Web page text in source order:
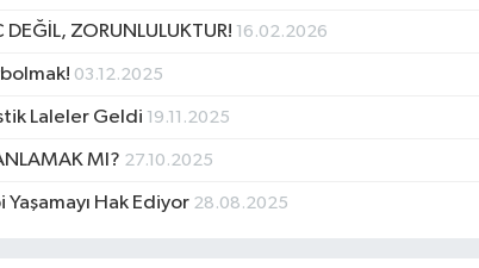
ZORUNLULUKTUR! 16.02.2026
03.12.2025
Laleler Geldi 19.11.2025
MI? 27.10.2025
Hak Ediyor 28.08.2025